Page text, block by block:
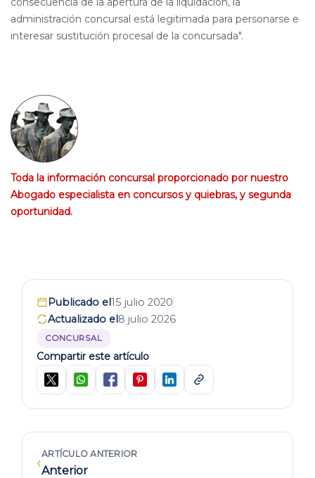
administración concursal está legitimada para personarse e
interesar sustitución procesal de la concursada".
Toda la información concursal proporcionado por nuestro
Abogado especialista en concursos y quiebras, y segunda
oportunidad.
Publicado el15 julio 2020
Actualizado el8 julio 2026
CONCURSAL
Compartir este artículo
‹ARTÍCULO ANTERIOR
Anterior